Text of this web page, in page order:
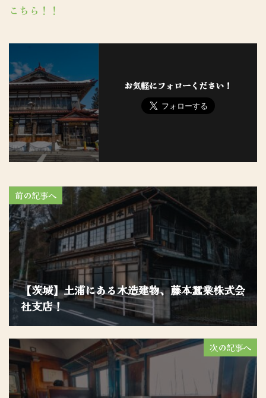
こちら！！
お気軽にフォローください！
前の記事へ
【茨城】土浦にある木造建物、藤本蠶業株式会
社支店！
次の記事へ